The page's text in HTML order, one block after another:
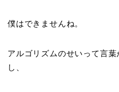
僕はできませんね。
アルゴリズムのせいって言
し、